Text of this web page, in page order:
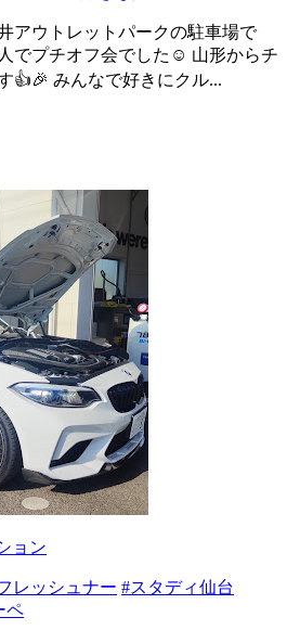
アウトレットパークの駐車場で
でプチオフ会でした☺️ 山形からチ
👍🎉 みんなで好きにクル...
ョン
レッシュナー #スタディ仙台
ペ